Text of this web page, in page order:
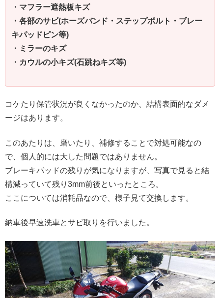
・マフラー遮熱板キズ
・各部のサビ(ホーズバンド・ステップボルト・ブレー
キパッドピン等)
・ミラーのキズ
・カウルの小キズ(石跳ねキズ等)
コケたり保管状況が良くなかったのか、結構表面的なダメ
ージはあります。
このあたりは、磨いたり、補修することで対処可能なの
で、個人的には大した問題ではありません。
ブレーキパッドの残りが気になりますが、写真で見ると結
構減っていて残り3mm前後といったところ。
ここについては消耗品なので、様子見て交換します。
納車後早速洗車とサビ取りを行いました。